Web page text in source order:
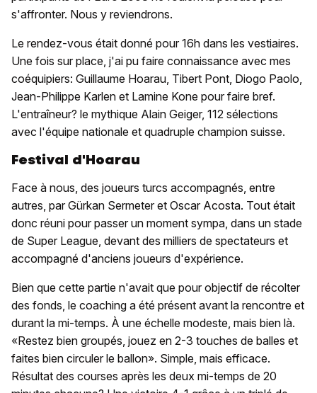
s'affronter. Nous y reviendrons.
Le rendez-vous était donné pour 16h dans les vestiaires.
Une fois sur place, j'ai pu faire connaissance avec mes
coéquipiers: Guillaume Hoarau, Tibert Pont, Diogo Paolo,
Jean-Philippe Karlen et Lamine Kone pour faire bref.
L'entraîneur? le mythique Alain Geiger, 112 sélections
avec l'équipe nationale et quadruple champion suisse.
Festival d'Hoarau
Face à nous, des joueurs turcs accompagnés, entre
autres, par Gürkan Sermeter et Oscar Acosta. Tout était
donc réuni pour passer un moment sympa, dans un stade
de Super League, devant des milliers de spectateurs et
accompagné d'anciens joueurs d'expérience.
Bien que cette partie n'avait que pour objectif de récolter
des fonds, le coaching a été présent avant la rencontre et
durant la mi-temps. À une échelle modeste, mais bien là.
«Restez bien groupés, jouez en 2-3 touches de balles et
faites bien circuler le ballon». Simple, mais efficace.
Résultat des courses après les deux mi-temps de 20